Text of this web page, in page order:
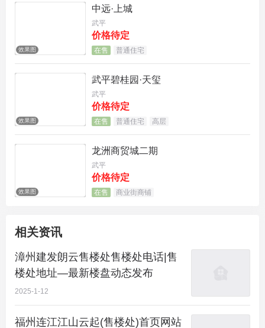
户型鉴赏
售楼处楼盘详情介绍：包含售楼处电话、地址、户型
效果图
中远·上城
武平
价格待定
在售 普通住宅
效果图
武平碧桂园·天玺
武平
价格待定
在售 普通住宅 高层
效果图
龙洲商贸城二期
武平
价格待定
在售 商业街商铺
相关资讯
漳州建发朗云售楼处售楼处电话|售
楼处地址—最新楼盘动态发布
2025-1-12
福州连江江山云起(售楼处)首页网站